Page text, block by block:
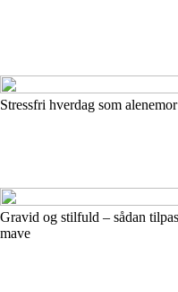
Stressfri hverdag som
Gravid og stilfuld – sådan
mave